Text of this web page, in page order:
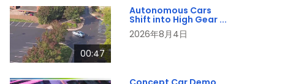
00:47
Autonomous Cars
Shift into High Gear ...
2026年8月4日